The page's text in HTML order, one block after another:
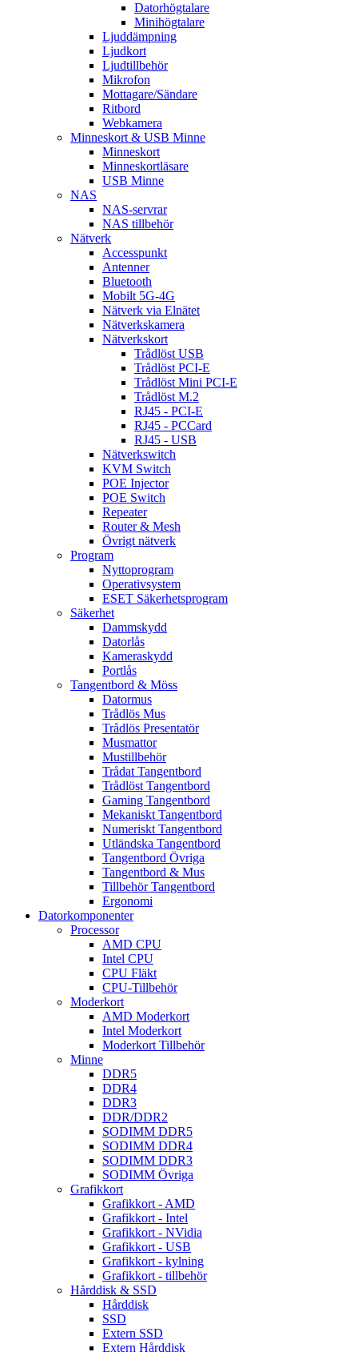
Datorhögtalare
Minihögtalare
Ljuddämpning
Ljudkort
Ljudtillbehör
Mikrofon
Mottagare/Sändare
Ritbord
Webkamera
Minneskort & USB Minne
Minneskort
Minneskortläsare
USB Minne
NAS
NAS-servrar
NAS tillbehör
Nätverk
Accesspunkt
Antenner
Bluetooth
Mobilt 5G-4G
Nätverk via Elnätet
Nätverkskamera
Nätverkskort
Trådlöst USB
Trådlöst PCI-E
Trådlöst Mini PCI-E
Trådlöst M.2
RJ45 - PCI-E
RJ45 - PCCard
RJ45 - USB
Nätverkswitch
KVM Switch
POE Injector
POE Switch
Repeater
Router & Mesh
Övrigt nätverk
Program
Nyttoprogram
Operativsystem
ESET Säkerhetsprogram
Säkerhet
Dammskydd
Datorlås
Kameraskydd
Portlås
Tangentbord & Möss
Datormus
Trådlös Mus
Trådlös Presentatör
Musmattor
Mustillbehör
Trådat Tangentbord
Trådlöst Tangentbord
Gaming Tangentbord
Mekaniskt Tangentbord
Numeriskt Tangentbord
Utländska Tangentbord
Tangentbord Övriga
Tangentbord & Mus
Tillbehör Tangentbord
Ergonomi
Datorkomponenter
Processor
AMD CPU
Intel CPU
CPU Fläkt
CPU-Tillbehör
Moderkort
AMD Moderkort
Intel Moderkort
Moderkort Tillbehör
Minne
DDR5
DDR4
DDR3
DDR/DDR2
SODIMM DDR5
SODIMM DDR4
SODIMM DDR3
SODIMM Övriga
Grafikkort
Grafikkort - AMD
Grafikkort - Intel
Grafikkort - NVidia
Grafikkort - USB
Grafikkort - kylning
Grafikkort - tillbehör
Hårddisk & SSD
Hårddisk
SSD
Extern SSD
Extern Hårddisk